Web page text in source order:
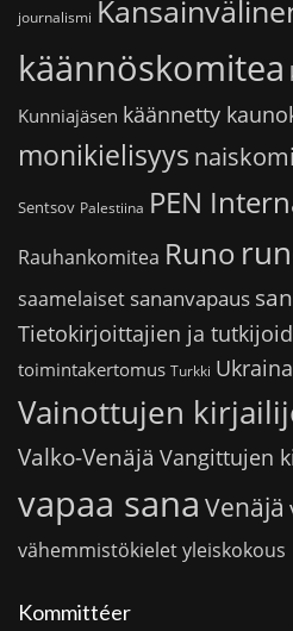
journalismi
käännöskomitea
Kunniajäsen käännetty
monikielisyys
Sentsov Palestiina PEN
Rauhankomitea Runo
saamelaiset sananvapaus
Tietokirjoittajien ja
toimintakertomus Turkki Ukraina
Vainottujen
Valko-Venäjä Vangittujen
vapaa sana Venäjä
vähemmistökieletyleiskokous
Kommittéer